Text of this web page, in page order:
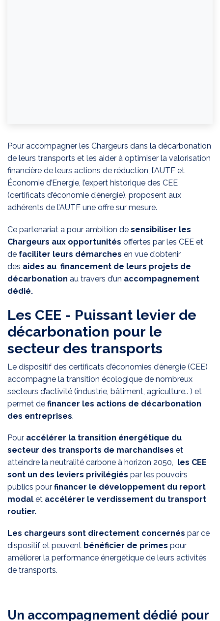
Pour accompagner les Chargeurs dans la décarbonation
de leurs transports et les aider à optimiser la valorisation
financière de leurs actions de réduction, l’AUTF et
Économie d’Energie, l’expert historique des CEE
(certificats d’économie d’énergie), proposent aux
adhérents de l’AUTF une offre sur mesure.
Ce partenariat a pour ambition de sensibiliser les
Chargeurs aux opportunités offertes par les CEE et
de faciliter leurs démarches en vue d’obtenir
des aides au financement de leurs projets de
décarbonation au travers d’un accompagnement
dédié.
Les CEE - Puissant levier de
décarbonation pour le
secteur des transports
Le dispositif des certificats d’économies d’énergie (CEE)
accompagne la transition écologique de nombreux
secteurs d’activité (industrie, bâtiment, agriculture.. ) et
permet de financer les actions de décarbonation
des entreprises.
Pour accélérer la transition énergétique du
secteur des transports de marchandises et
atteindre la neutralité carbone à horizon 2050, les CEE
sont un des leviers privilégiés par les pouvoirs
publics pour financer le développement du report
modal et accélérer le verdissement du transport
routier.
Les chargeurs sont directement concernés par ce
dispositif et peuvent bénéficier de primes pour
améliorer la performance énergétique de leurs activités
de transports.
Un accompagnement dédié pour